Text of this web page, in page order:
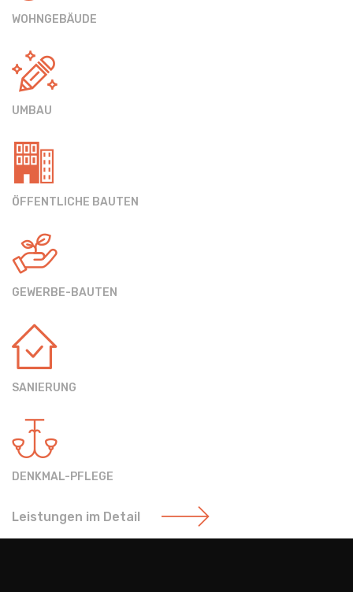
WOHNGEBÄUDE
UMBAU
ÖFFENTLICHE BAUTEN
GEWERBE-BAUTEN
SANIERUNG
DENKMAL-PFLEGE
Leistungen im Detail